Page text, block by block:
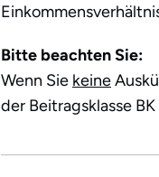
Bitte beachten Sie:
Wenn Sie keine
der Beitragsklasse